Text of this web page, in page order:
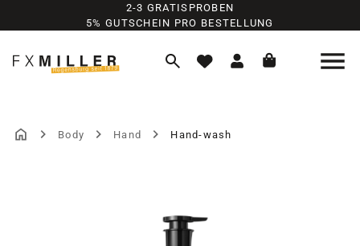
Zum Hauptinhalt springen
2-3 GRATISPROBEN
5% GUTSCHEIN PRO BESTELLUNG
Body Hand Hand-wash